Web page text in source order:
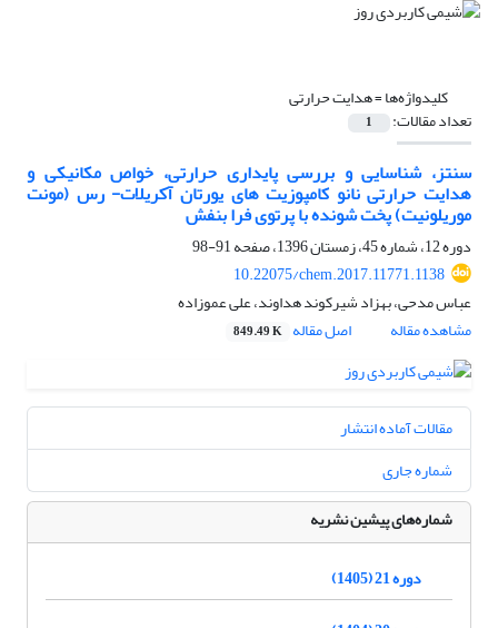
کلیدواژه‌ها =هدایت حرارتی
تعداد مقالات: 1
سنتز، شناسایی و بررسی پایداری حرارتی، خواص مکانیکی و
هدایت حرارتی نانو کامپوزیت های یورتان آکریلات- رس (مونت
موریلونیت) پخت شونده با پرتوی فرا بنفش
دوره 12، شماره 45، زمستان 1396، صفحه
91-98
10.22075/chem.2017.11771.1138
عباس مدحی، بهزاد شیرکوند هداوند، علی عموزاده
مشاهده مقاله
اصل مقاله 849.49 K
مقالات آماده انتشار
شماره جاری
شماره‌های پیشین نشریه
دوره 21 (1405)